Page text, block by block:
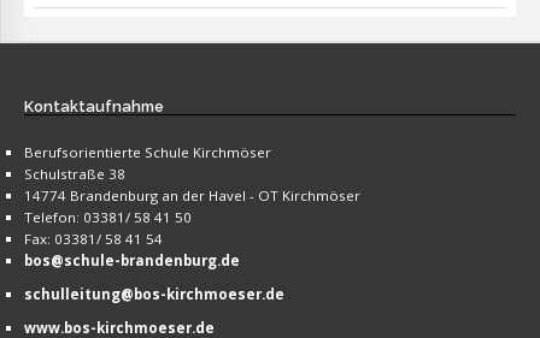
Kontaktaufnahme
Berufsorientierte Schule Kirchmöser
Schulstraße 38
14774 Brandenburg an der Havel - OT Kirchmöser
Telefon: 03381/ 58 41 50
Fax: 03381/ 58 41 54
bos@schule-brandenburg.de
schulleitung@bos-kirchmoeser.de
www.bos-kirchmoeser.de